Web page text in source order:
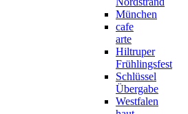
München
cafe
arte
Hiltruper
Frühlingsfest
Schlüssel
Übergabe
Westfalen